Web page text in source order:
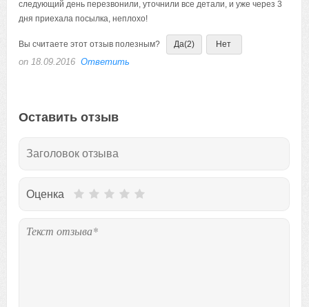
следующий день перезвонили, уточнили все детали, и уже через 3
дня приехала посылка, неплохо!
Вы считаете этот отзыв полезным? Да(2) Нет
on 18.09.2016 Ответить
Оставить отзыв
Оценка